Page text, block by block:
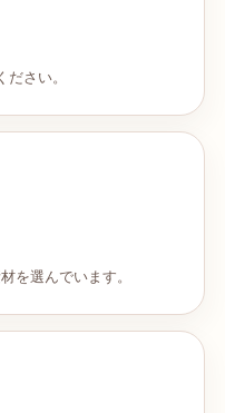
さい。
を選んでいます。